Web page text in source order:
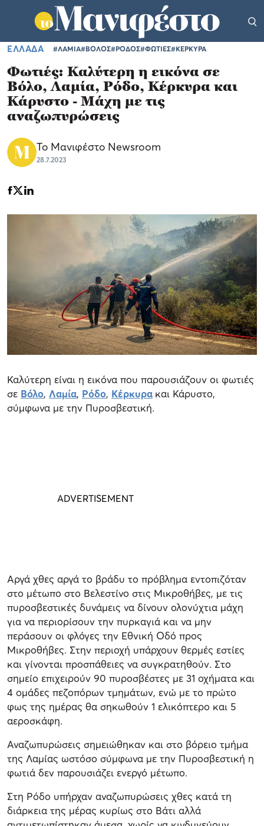
ΕΛΛΑΔΑ #ΛΑΜΙΑ#ΒΟΛΟΣ#ΡΟΔΟΣ#ΦΩΤΙΕΣ#ΚΕΡΚΥΡΑ
Φωτιές: Καλύτερη η εικόνα σε
Βόλο, Λαμία, Ρόδο, Κέρκυρα και
Κάρυστο - Μάχη με τις
αναζωπυρώσεις
Το Μανιφέστο Newsroom
28.7.2023
Καλύτερη είναι η εικόνα που παρουσιάζουν οι φωτιές
σε Βόλο, Λαμία, Ρόδο, Κέρκυρα και Κάρυστο,
σύμφωνα με την Πυροσβεστική.
Αργά χθες αργά το βράδυ το πρόβλημα εντοπιζόταν
στο μέτωπο στο Βελεστίνο στις Μικροθήβες, με τις
πυροσβεστικές δυνάμεις να δίνουν ολονύχτια μάχη
για να περιορίσουν την πυρκαγιά και να μην
περάσουν οι φλόγες την Εθνική Οδό προς
Μικροθήβες. Στην περιοχή υπάρχουν θερμές εστίες
και γίνονται προσπάθειες να συγκρατηθούν. Στο
σημείο επιχειρούν 90 πυροσβέστες με 31 οχήματα και
4 ομάδες πεζοπόρων τμημάτων, ενώ με το πρώτο
φως της ημέρας θα σηκωθούν 1 ελικόπτερο και 5
αεροσκάφη.
Αναζωπυρώσεις σημειώθηκαν και στο βόρειο τμήμα
της Λαμίας ωστόσο σύμφωνα με την Πυροσβεστική η
φωτιά δεν παρουσιάζει ενεργό μέτωπο.
Στη Ρόδο υπήρχαν αναζωπυρώσεις χθες κατά τη
διάρκεια της μέρας κυρίως στο Βάτι αλλά